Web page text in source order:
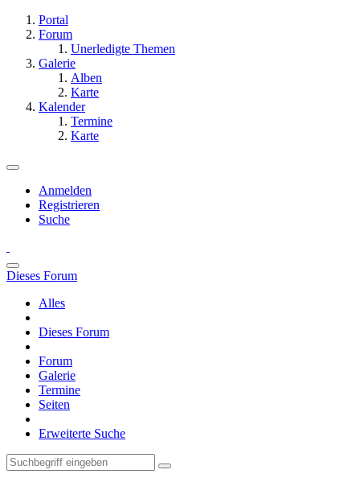
Portal
Forum
Unerledigte Themen
Galerie
Alben
Karte
Kalender
Termine
Karte
Anmelden
Registrieren
Suche
Dieses Forum
Alles
Dieses Forum
Forum
Galerie
Termine
Seiten
Erweiterte Suche